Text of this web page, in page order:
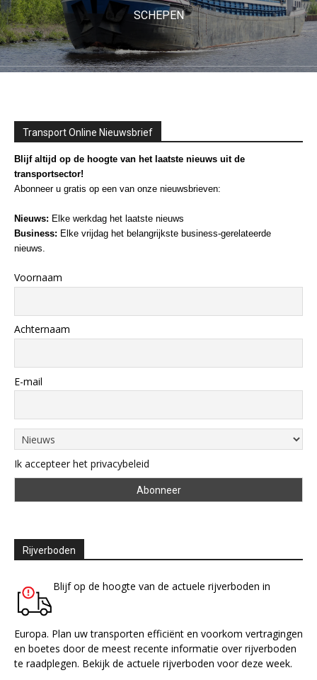
SCHEPEN
Transport Online Nieuwsbrief
Blijf altijd op de hoogte van het laatste nieuws uit de
transportsector!
Abonneer u gratis op een van onze nieuwsbrieven:
Nieuws: Elke werkdag het laatste nieuws
Business: Elke vrijdag het belangrijkste business-gerelateerde
nieuws.
Voornaam
Achternaam
E-mail
Ik accepteer het privacybeleid
Rijverboden
Blijf op de hoogte van de actuele rijverboden in
Europa. Plan uw transporten efficiënt en voorkom vertragingen
en boetes door de meest recente informatie over rijverboden
te raadplegen. Bekijk de actuele rijverboden voor deze week.